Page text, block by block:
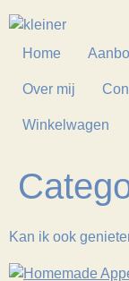
Home
Over mij
Winkelwagen
Kan ik ook